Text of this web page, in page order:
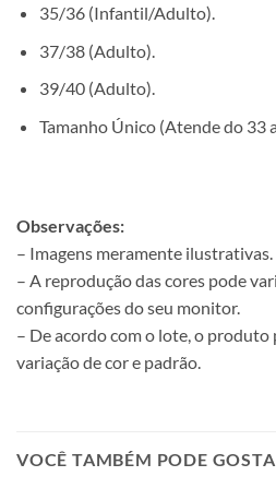
35/36 (Infantil/Adulto).
37/38 (Adulto).
39/40 (Adulto).
Tamanho Único (Atende do 33
Observações:
– Imagens meramente ilustrativas.
– A reprodução das cores pode
configurações do seu monitor.
– De acordo com o lote, o
variação de cor e padrão.
VOCÊ TAMBÉM PODE